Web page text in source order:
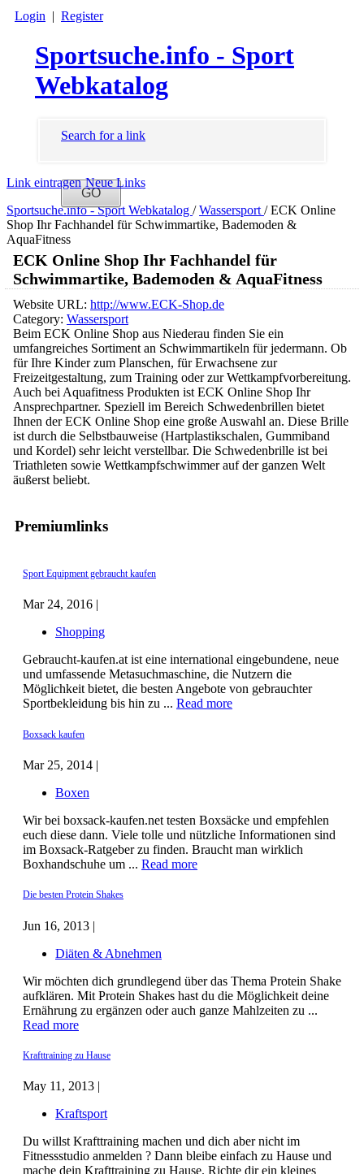
Login | Register
Sportsuche.info - Sport
Webkatalog
Search for a link
Link eintragen Neue Links
Sportsuche.info - Sport Webkatalog / Wassersport/ ECK Online
Shop Ihr Fachhandel für Schwimmartike, Bademoden &
AquaFitness
Premiumlinks
Sport Equipment gebraucht kaufen
Mar 24, 2016 |
Shopping
Gebraucht-kaufen.at ist eine international eingebundene, neue
und umfassende Metasuchmaschine, die Nutzern die
Möglichkeit bietet, die besten Angebote von gebrauchter
Sportbekleidung bis hin zu ... Read more
Boxsack kaufen
Mar 25, 2014 |
Boxen
Wir bei boxsack-kaufen.net testen Boxsäcke und empfehlen
euch diese dann. Viele tolle und nützliche Informationen sind
im Boxsack-Ratgeber zu finden. Braucht man wirklich
Boxhandschuhe um ... Read more
Die besten Protein Shakes
Jun 16, 2013 |
Diäten & Abnehmen
Wir möchten dich grundlegend über das Thema Protein Shake
aufklären. Mit Protein Shakes hast du die Möglichkeit deine
Ernährung zu ergänzen oder auch ganze Mahlzeiten zu ...
Read more
Krafttraining zu Hause
May 11, 2013 |
Kraftsport
Du willst Krafttraining machen und dich aber nicht im
Fitnessstudio anmelden ? Dann bleibe einfach zu Hause und
mache dein Krafttraining zu Hause. Richte dir ein kleines
ECK Online Shop Ihr Fachhandel für
Schwimmartike, Bademoden & AquaFitness
Website URL: http://www.ECK-Shop.de
Category: Wassersport
Beim ECK Online Shop aus Niederau finden Sie ein
umfangreiches Sortiment an Schwimmartikeln für jedermann. Ob
für Ihre Kinder zum Planschen, für Erwachsene zur
Freizeitgestaltung, zum Training oder zur Wettkampfvorbereitung.
Auch bei Aquafitness Produkten ist ECK Online Shop Ihr
Ansprechpartner. Speziell im Bereich Schwedenbrillen bietet
Ihnen der ECK Online Shop eine große Auswahl an. Diese Brille
ist durch die Selbstbauweise (Hartplastikschalen, Gummiband
und Kordel) sehr leicht verstellbar. Die Schwedenbrille ist bei
Triathleten sowie Wettkampfschwimmer auf der ganzen Welt
äußerst beliebt.